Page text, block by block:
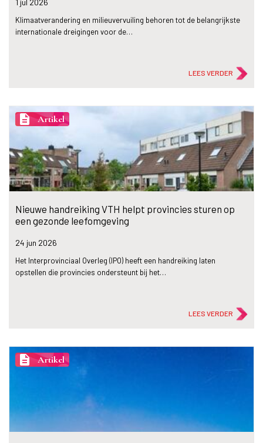
1 jul 2026
Klimaatverandering en milieuvervuiling behoren tot de belangrijkste
internationale dreigingen voor de…
LEES VERDER
description Artikel
Nieuwe handreiking VTH helpt provincies sturen op
een gezonde leefomgeving
24 jun 2026
Het Interprovinciaal Overleg (IPO) heeft een handreiking laten
opstellen die provincies ondersteunt bij het…
LEES VERDER
description Artikel